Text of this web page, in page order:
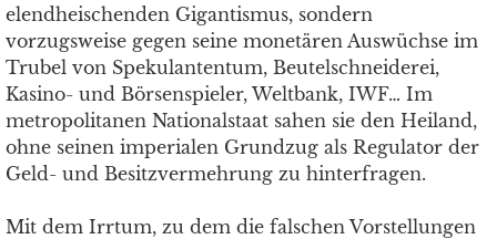
elendheischenden Gigantismus, sondern
vorzugsweise gegen seine monetären Auswüchse im
Trubel von Spekulantentum, Beutelschneiderei,
Kasino- und Börsenspieler, Weltbank, IWF… Im
metropolitanen Nationalstaat sahen sie den Heiland,
ohne seinen imperialen Grundzug als Regulator der
Geld- und Besitzvermehrung zu hinterfragen.
Mit dem Irrtum, zu dem die falschen Vorstellungen